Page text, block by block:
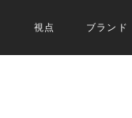
視点 ブランド